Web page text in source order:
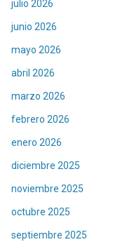
julio 2026
junio 2026
mayo 2026
abril 2026
marzo 2026
febrero 2026
enero 2026
diciembre 2025
noviembre 2025
octubre 2025
septiembre 2025